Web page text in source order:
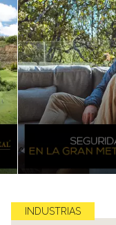
INDUSTRIAS